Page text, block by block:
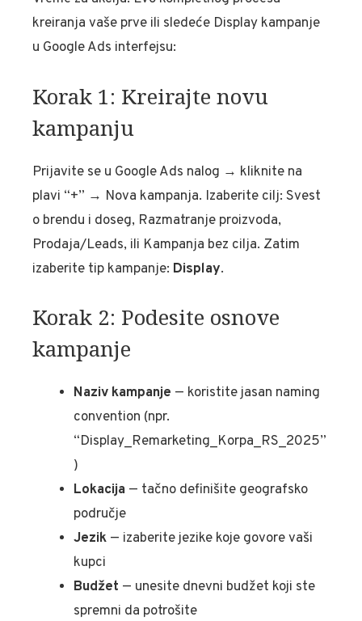
kreiranja vaše prve ili sledeće Display kampanje
u Google Ads interfejsu:
Korak 1: Kreirajte novu
kampanju
Prijavite se u Google Ads nalog → kliknite na
plavi “+” → Nova kampanja. Izaberite cilj: Svest
o brendu i doseg, Razmatranje proizvoda,
Prodaja/Leads, ili Kampanja bez cilja. Zatim
izaberite tip kampanje: Display.
Korak 2: Podesite osnove
kampanje
Naziv kampanje — koristite jasan naming
convention (npr.
“Display_Remarketing_Korpa_RS_2025”
)
Lokacija — tačno definišite geografsko
područje
Jezik — izaberite jezike koje govore vaši
kupci
Budžet — unesite dnevni budžet koji ste
spremni da potrošite